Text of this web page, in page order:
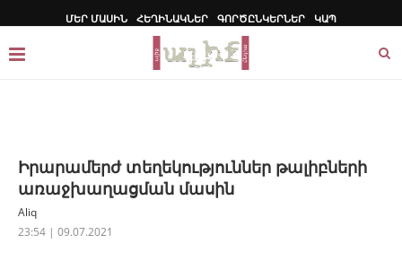
ՄԵՐ ՄԱՍԻՆ ՀԵՂԻՆԱԿՆԵՐ ԳՈՐԾԸՆԿԵՐՆԵՐ ԿԱՊ
Իրարամերժ տեղեկություններ թալիբների
առաջխաղացման մասին
Aliq
23:54 | 09.07.2021